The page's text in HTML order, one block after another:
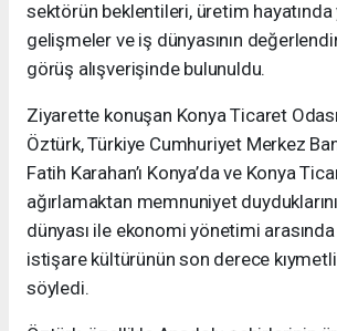
sektörün beklentileri, üretim hayatında
gelişmeler ve iş dünyasının
görüş alışverişinde bulunuldu.
Ziyarette konuşan Konya Ticaret
Öztürk, Türkiye Cumhuriyet Merkez
Fatih Karahan’ı Konya’da ve Konya
ağırlamaktan memnuniyet
dünyası ile ekonomi yönetimi
istişare kültürünün son derece
söyledi.